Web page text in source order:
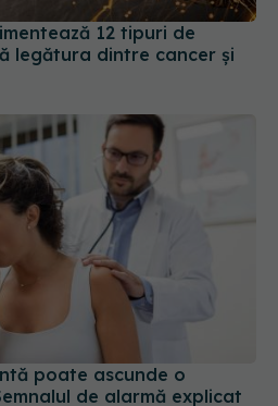
poate ascunde o
de alarmă explicat